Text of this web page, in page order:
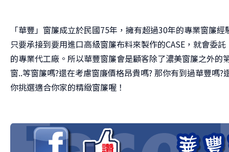
「華豐」窗簾成立於民國75年，擁有超過30年的專業窗簾
只要承接到要用進口高級窗簾布料來製作的CASE，就會委
的專業代工廠。所以華豐窗簾會是顧客除了濃美窗簾之外
窗..等窗簾嗎?還在考慮窗廉價格昂貴嗎? 那你有到過華豐嗎
你挑選適合你家的精緻窗簾喔！